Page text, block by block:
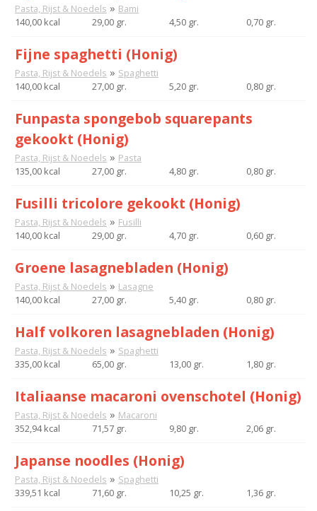
Pasta, Rijst & Noedels » Bami
140,00 kcal
29,00 gr. 4,50 gr. 0,70 gr.
Fijne spaghetti (Honig)
Pasta, Rijst & Noedels » Spaghetti
140,00 kcal
27,00 gr. 5,20 gr. 0,80 gr.
Funpasta spongebob squarepants
gekookt (Honig)
Pasta, Rijst & Noedels » Pasta
135,00 kcal
27,00 gr. 4,80 gr. 0,80 gr.
Fusilli tricolore gekookt (Honig)
Pasta, Rijst & Noedels » Fusilli
140,00 kcal
29,00 gr. 4,70 gr. 0,60 gr.
Groene lasagnebladen (Honig)
Pasta, Rijst & Noedels » Lasagne
140,00 kcal
27,00 gr. 5,40 gr. 0,80 gr.
Half volkoren lasagnebladen (Honig)
Pasta, Rijst & Noedels » Spaghetti
335,00 kcal
65,00 gr. 13,00 gr. 1,80 gr.
Italiaanse macaroni ovenschotel (Honig)
Pasta, Rijst & Noedels » Macaroni
352,94 kcal
71,57 gr. 9,80 gr. 2,06 gr.
Japanse noodles (Honig)
Pasta, Rijst & Noedels » Spaghetti
339,51 kcal
71,60 gr. 10,25 gr. 1,36 gr.